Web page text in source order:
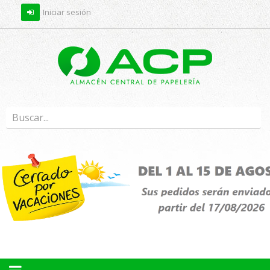
Iniciar sesión